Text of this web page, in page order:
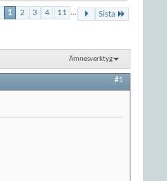
1 2 3 4 11 ... Sista
Ämnesverktyg
#1